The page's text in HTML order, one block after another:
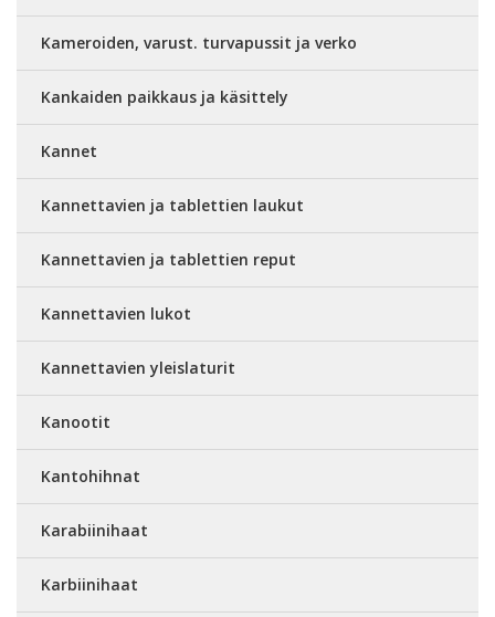
Kameroiden, varust. turvapussit ja verko
Kankaiden paikkaus ja käsittely
Kannet
Kannettavien ja tablettien laukut
Kannettavien ja tablettien reput
Kannettavien lukot
Kannettavien yleislaturit
Kanootit
Kantohihnat
Karabiinihaat
Karbiinihaat